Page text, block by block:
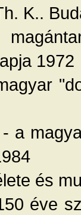
K..
1972
a
és
éve